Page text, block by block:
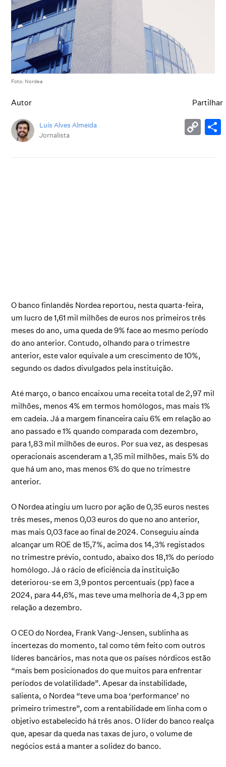
Foto: Nordea
Autor
Luís Alves Almeida
Jornalista
Partilhar
O banco finlandês Nordea reportou, nesta quarta-feira,
um lucro de 1,61 mil milhões de euros nos primeiros três
meses do ano, uma queda de 9% face ao mesmo período
do ano anterior. Contudo, olhando para o trimestre
anterior, este valor equivale a um crescimento de 10%,
segundo os dados divulgados pela instituição.
Até março, o banco encaixou uma receita total de 2,97 mil
milhões, menos 4% em termos homólogos, mas mais 1%
em cadeia. Já a margem financeira caiu 6% em relação ao
ano passado e 1% quando comparada com dezembro,
para 1,83 mil milhões de euros. Por sua vez, as despesas
operacionais ascenderam a 1,35 mil milhões, mais 5% do
que há um ano, mas menos 6% do que no trimestre
anterior.
O Nordea atingiu um lucro por ação de 0,35 euros nestes
três meses, menos 0,03 euros do que no ano anterior,
mas mais 0,03 face ao final de 2024. Conseguiu ainda
alcançar um ROE de 15,7%, acima dos 14,3% registados
no trimestre prévio, contudo, abaixo dos 18,1% do período
homólogo. Já o rácio de eficiência da instituição
deteriorou-se em 3,9 pontos percentuais (pp) face a
2024, para 44,6%, mas teve uma melhoria de 4,3 pp em
relação a dezembro.
O CEO do Nordea, Frank Vang-Jensen, sublinha as
incertezas do momento, tal como têm feito com outros
líderes bancários, mas nota que os países nórdicos estão
“mais bem posicionados do que muitos para enfrentar
períodos de volatilidade”. Apesar da instabilidade,
salienta, o Nordea “teve uma boa ‘performance’ no
primeiro trimestre”, com a rentabilidade em linha com o
objetivo estabelecido há três anos. O líder do banco realça
que, apesar da queda nas taxas de juro, o volume de
negócios está a manter a solidez do banco.